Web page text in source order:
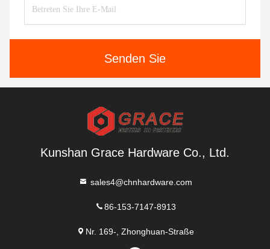
Senden Sie
Kunshan Grace Hardware Co., Ltd.
sales4@chnhardware.com
86-153-7147-8913
Nr. 169-, Zhonghuan-Straße